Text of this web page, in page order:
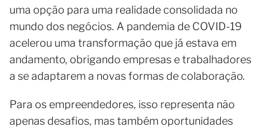
uma opção para uma realidade consolidada no
mundo dos negócios. A pandemia de COVID-19
acelerou uma transformação que já estava em
andamento, obrigando empresas e trabalhadores
a se adaptarem a novas formas de colaboração.
Para os empreendedores, isso representa não
apenas desafios, mas também oportunidades